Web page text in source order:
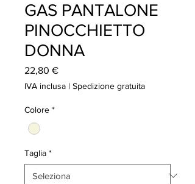
GAS PANTALONE
PINOCCHIETTO
DONNA
22,80 €Prezzo
IVA inclusa | Spedizione gratuita
Colore *
Taglia *